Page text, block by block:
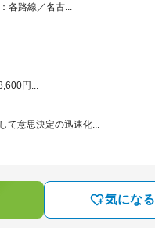
各路線／名古...
円...
意思決定の迅速化...
気になる